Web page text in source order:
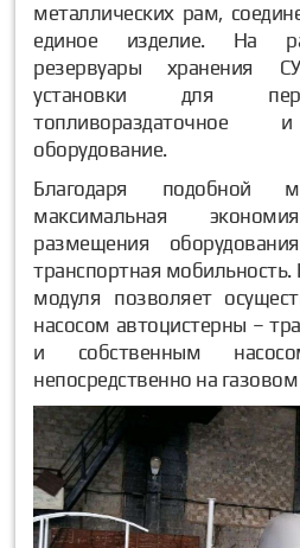
металлических рам,
единое изделие. На
резервуары хранения
установки для
топливораздаточное
оборудование.
Благодаря подобной
максимальная
размещения
транспортная мобильность.
модуля позволяет
насосом автоцистерны –
и собственным
непосредственно на